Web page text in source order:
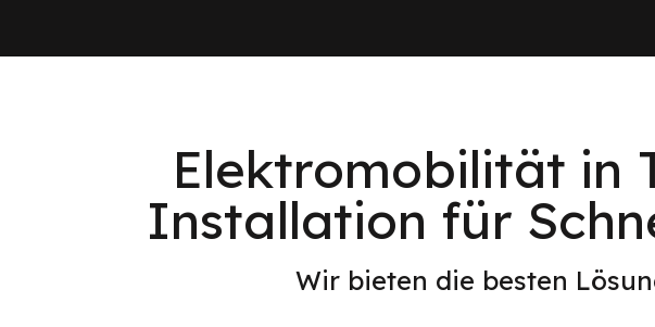
Elektromobilität in
Installation für
Wir bieten die besten